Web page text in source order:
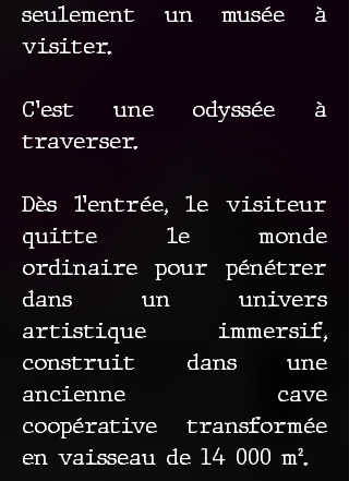
seulement un musée à
visiter.
C’est une odyssée à
traverser.
Dès l’entrée, le visiteur
quitte le monde
ordinaire pour pénétrer
dans un univers
artistique immersif,
construit dans une
ancienne cave
coopérative transformée
en vaisseau de 14 000 m².